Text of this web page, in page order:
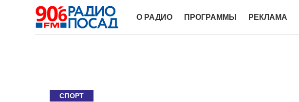
О РАДИО ПРОГРАММЫ РЕКЛАМА
СПОРТ